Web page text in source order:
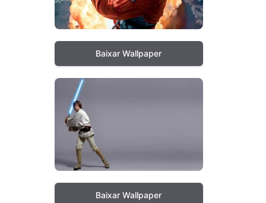
Baixar Wallpaper
Baixar Wallpaper